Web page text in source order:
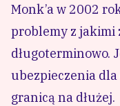
Monk’a w 2002
problemy z jakimi
długoterminowo.
ubezpieczenia
granicą na dłużej.